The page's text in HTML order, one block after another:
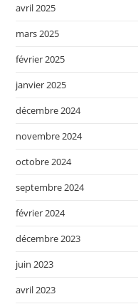
avril 2025
mars 2025
février 2025
janvier 2025
décembre 2024
novembre 2024
octobre 2024
septembre 2024
février 2024
décembre 2023
juin 2023
avril 2023